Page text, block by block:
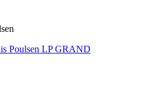
Poulsen LP GRAND